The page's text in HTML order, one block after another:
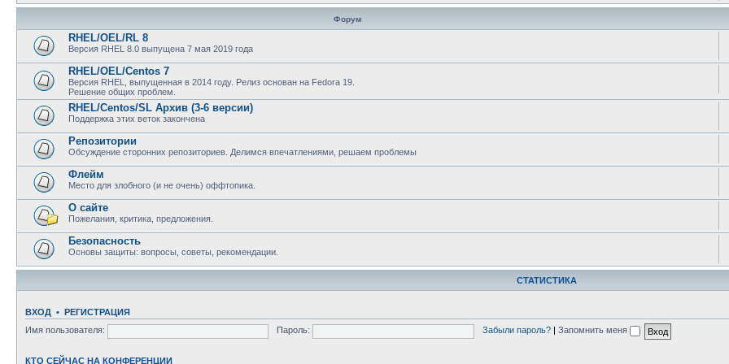
Форум
RHEL/OEL/RL 8
Версия RHEL 8.0 выпущена 7 мая 2019 года
RHEL/OEL/Centos 7
Версия RHEL, выпущенная в 2014 году. Релиз основан на Fedora 19.
Решение общих проблем.
RHEL/Centos/SL Архив (3-6 версии)
Поддержка этих веток закончена
Репозитории
Обсуждение сторонних репозиториев. Делимся впечатлениями, решаем проблемы
Флейм
Место для злобного (и не очень) оффтопика.
О сайте
Пожелания, критика, предложения.
Безопасность
Основы защиты: вопросы, советы, рекомендации.
СТАТИСТИКА
ВХОД • РЕГИСТРАЦИЯ
Имя пользователя:
Пароль: Забыли пароль? Запомнить меня
КТО СЕЙЧАС НА КОНФЕРЕНЦИИ